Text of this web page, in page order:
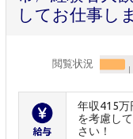
してお仕事し
閲覧状況
年収415万
を考慮し
さい！